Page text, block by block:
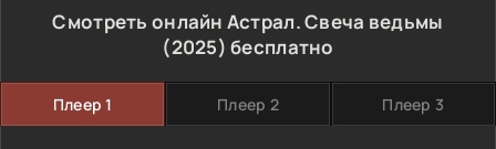
Смотреть онлайн Астрал. Свеча ведьмы
(2025) бесплатно
Плеер 1 Плеер 2 Плеер 3